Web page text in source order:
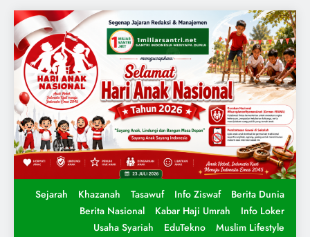
Sejarah Khazanah Tasawuf Info Ziswaf
Berita Dunia
Berita Nasional
Kabar Haji Umrah
Info Loker
Usaha Syariah
EduTekno
Muslim Lifestyle